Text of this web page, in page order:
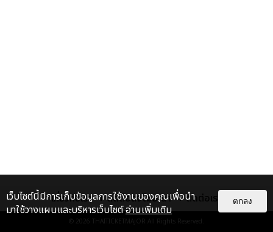
เกี่ยวกับเรา ติดต่อลงโฆษณา ติดต่อเรา
© 2026 THAITICKETMAJOR All Rights Reserved.
เว็บไซต์นี้มีการเก็บข้อมูลการใช้งานของคุณเพื่อนำ
มาใช้วางแผนและบริหารเว็บไซต์อ่านเพิ่มเติม
ตกลง